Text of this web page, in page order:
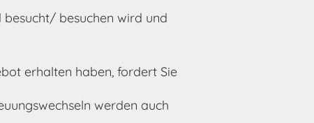
besucht/ besuchen wird und
erhalten haben, fordert Sie
werden auch